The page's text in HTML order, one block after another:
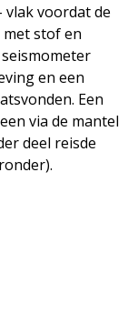
vlak voordat de
stof en
en een
Een
via de mantel
deel reisde